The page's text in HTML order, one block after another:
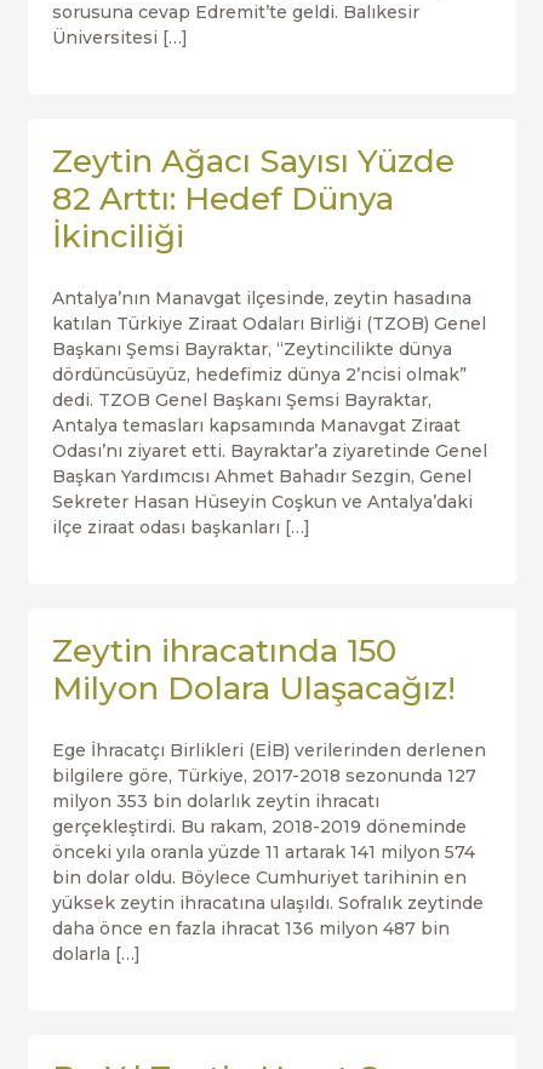
sorusuna cevap Edremit’te geldi. Balıkesir
Üniversitesi […]
Zeytin Ağacı Sayısı Yüzde
82 Arttı: Hedef Dünya
İkinciliği
Antalya’nın Manavgat ilçesinde, zeytin hasadına
katılan Türkiye Ziraat Odaları Birliği (TZOB) Genel
Başkanı Şemsi Bayraktar, “Zeytincilikte dünya
dördüncüsüyüz, hedefimiz dünya 2’ncisi olmak”
dedi. TZOB Genel Başkanı Şemsi Bayraktar,
Antalya temasları kapsamında Manavgat Ziraat
Odası’nı ziyaret etti. Bayraktar’a ziyaretinde Genel
Başkan Yardımcısı Ahmet Bahadır Sezgin, Genel
Sekreter Hasan Hüseyin Coşkun ve Antalya’daki
ilçe ziraat odası başkanları […]
Zeytin ihracatında 150
Milyon Dolara Ulaşacağız!
Ege İhracatçı Birlikleri (EİB) verilerinden derlenen
bilgilere göre, Türkiye, 2017-2018 sezonunda 127
milyon 353 bin dolarlık zeytin ihracatı
gerçekleştirdi. Bu rakam, 2018-2019 döneminde
önceki yıla oranla yüzde 11 artarak 141 milyon 574
bin dolar oldu. Böylece Cumhuriyet tarihinin en
yüksek zeytin ihracatına ulaşıldı. Sofralık zeytinde
daha önce en fazla ihracat 136 milyon 487 bin
dolarla […]